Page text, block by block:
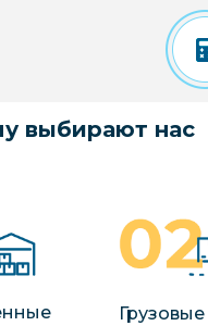
выбирают нас
Грузовые